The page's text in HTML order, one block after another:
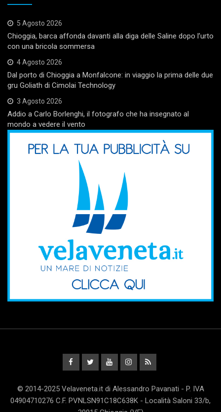
5 Agosto 2026
Chioggia, barca affonda davanti alla diga delle Saline dopo l’urto
con una bricola sommersa
4 Agosto 2026
Dal porto di Chioggia a Monfalcone: in viaggio la prima delle due
gru Goliath di Cimolai Technology
3 Agosto 2026
Addio a Carlo Borlenghi, il fotografo che ha insegnato al
mondo a vedere il vento
© 2014-2025 Velaveneta.it di Alessandro Pavanati - P. IVA
04904710276 C.F. PVNLSN91C18C638K - Località Saloni 33/b,